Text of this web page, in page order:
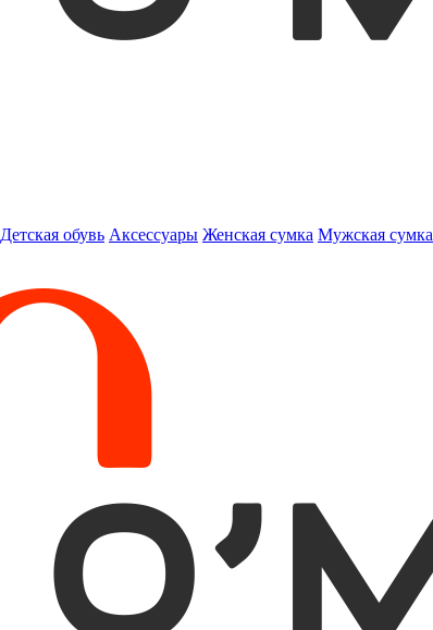
Детская обувь Аксессуары Женская сумка Мужская сумка